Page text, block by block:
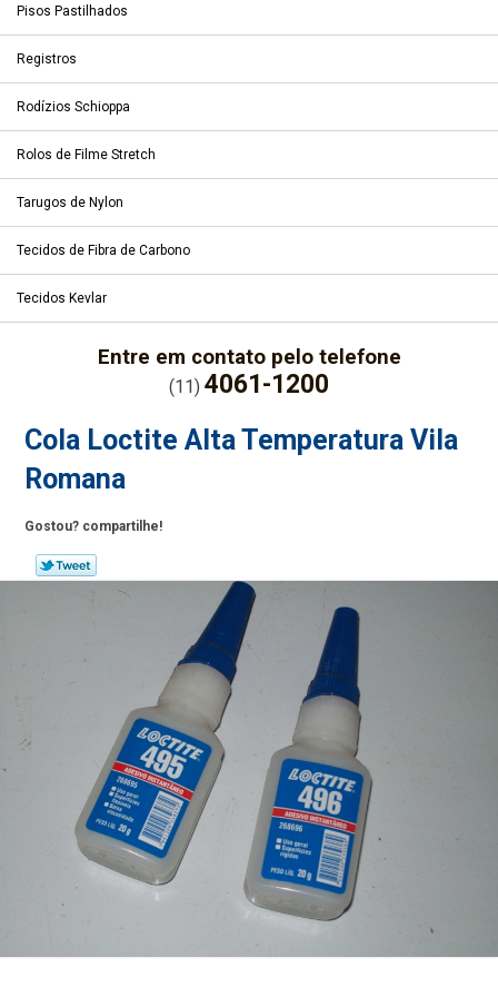
Pisos Pastilhados
Registros
Rodízios Schioppa
Rolos de Filme Stretch
Tarugos de Nylon
Tecidos de Fibra de Carbono
Tecidos Kevlar
Entre em contato pelo telefone
(11) 4061-1200
Cola Loctite Alta Temperatura Vila
Romana
Gostou? compartilhe!